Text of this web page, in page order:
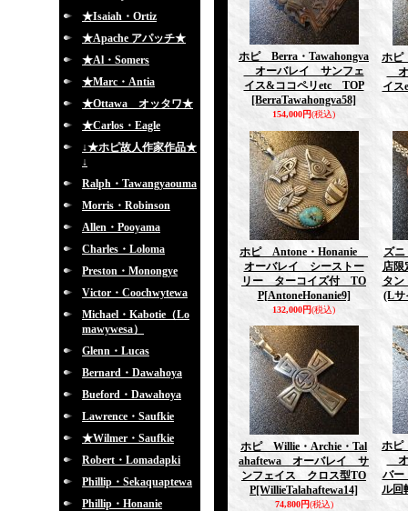
★Isaiah・Ortiz
★Apache アパッチ★
★Al・Somers
★Marc・Antia
★Ottawa オッタワ★
★Carlos・Eagle
↓★ホピ故人作家作品★
↓
Ralph・Tawangyaouma
Morris・Robinson
Allen・Pooyama
Charles・Loloma
Preston・Monongye
Victor・Coochwytewa
Michael・Kabotie（Lo
mawywesa）
Glenn・Lucas
Bernard・Dawahoya
Bueford・Dawahoya
Lawrence・Saufkie
★Wilmer・Saufkie
Robert・Lomadapki
Phillip・Sekaquaptewa
Phillip・Honanie
ホピ Berra・Tawahongva
オーバレイ サンフェ
イス&ココペリetc TOP
[BerraTawahongva58]
154,000円(税込)
ホピ
オ
イ
ホピ Antone・Honanie
オーバレイ シーストー
リー ターコイズ付 TO
P[AntoneHonanie9]
132,000円(税込)
ズ
店
タ
(Lサ
ホピ Willie・Archie・Tal
ahaftewa オーバレイ サ
ンフェイス クロス型TO
P[WillieTalahaftewa14]
74,800円(税込)
ホピ
オ
バー
ル回